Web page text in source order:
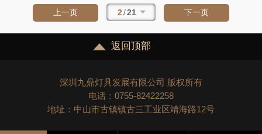
上一页 2/21 下一页
返回顶部
深圳九鼎灯具发展有限公司 版权所有
电话：0755-82422258
地址：中山市古镇镇古三工业区靖海路12号